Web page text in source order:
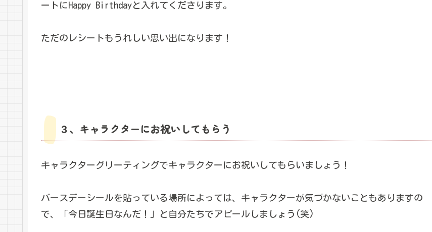
ートにHappy Birthdayと入れてくださります。
ただのレシートもうれしい思い出になります！
３、キャラクターにお祝いしてもらう
キャラクターグリーティングでキャラクターにお祝いしてもらいましょう！
バースデーシールを貼っている場所によっては、キャラクターが気づかないこともありますの
で、「今日誕生日なんだ！」と自分たちでアピールしましょう(笑)